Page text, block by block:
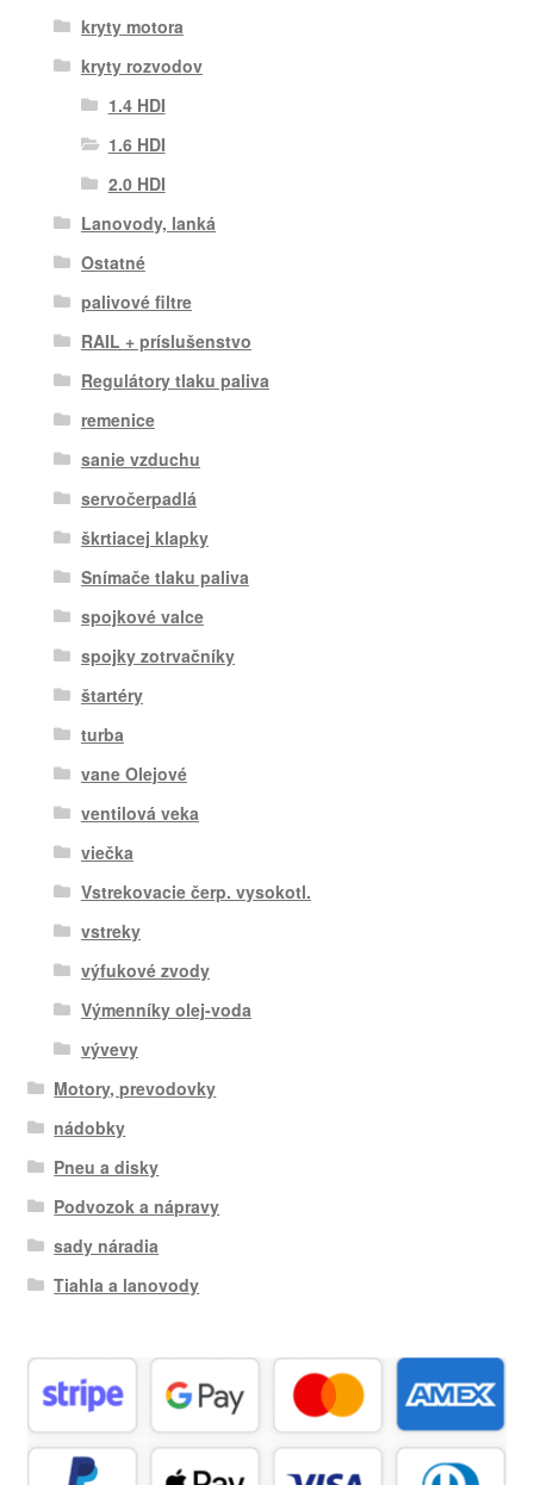
kryty motora
kryty rozvodov
1.4 HDI
1.6 HDI
2.0 HDI
Lanovody, lanká
Ostatné
palivové filtre
RAIL + príslušenstvo
Regulátory tlaku paliva
remenice
sanie vzduchu
servočerpadlá
škrtiacej klapky
Snímače tlaku paliva
spojkové valce
spojky zotrvačníky
štartéry
turba
vane Olejové
ventilová veka
viečka
Vstrekovacie čerp. vysokotl.
vstreky
výfukové zvody
Výmenníky olej-voda
vývevy
Motory, prevodovky
nádobky
Pneu a disky
Podvozok a nápravy
sady náradia
Tiahla a lanovody